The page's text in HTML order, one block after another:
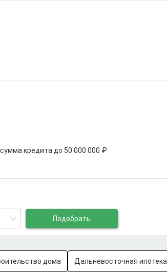
кредита до 50 000 000 ₽
Подобрать
дома Дальневосточная ипотека